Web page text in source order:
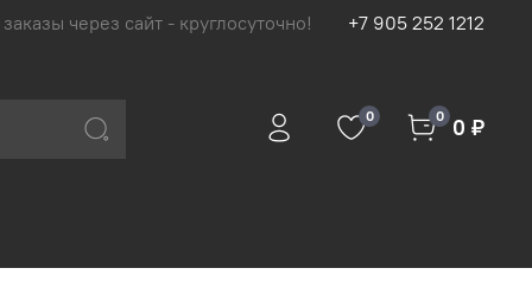
через сайт - круглосуточно! +7 905 252 1212
0 0 0 ₽